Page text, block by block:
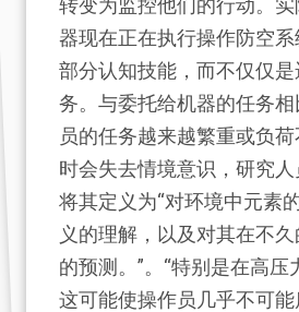
转变为监控他们的行动。
器现在正在执行操作防空
部分认知技能，而不仅仅
务。与委托给机器的任务
员的任务越来越繁重或负
时会失去情境意识，研究
将其定义为“对环境中元素
义的理解，以及对其在不
的预测。”。“特别是在高压
这可能使操作员几乎不可